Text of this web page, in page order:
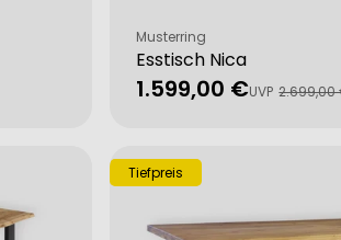
Esstisch Nica
Verkäufer:
Musterring
Verkaufspreis
1.599,00 €
Regulärer UVP 2.699,00
Tiefpreis